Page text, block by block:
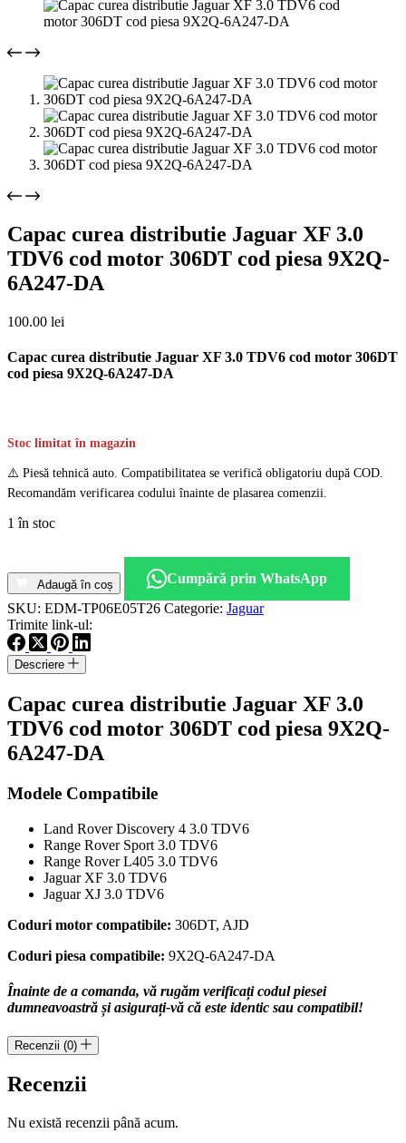
Capac curea distributie Jaguar XF 3.0
TDV6 cod motor 306DT cod piesa 9X2Q-
6A247-DA
100.00 lei
Capac curea distributie Jaguar XF 3.0 TDV6 cod motor 306DT
cod piesa 9X2Q-6A247-DA
Stoc limitat în magazin
⚠️ Piesă tehnică auto. Compatibilitatea se verifică obligatoriu după COD.
Recomandăm verificarea codului înainte de plasarea comenzii.
1 în stoc
Capac
distributie
Jaguar
XF
3.0
TDV6
motor
306DT
cod
piesa
9X2Q-
DA
Adaugă în coș
Cumpără prin WhatsApp
SKU: EDM-TP06E05T26 Categorie: Jaguar
Trimite link-ul:
Descriere
Capac curea distributie Jaguar XF 3.0
TDV6 cod motor 306DT cod piesa 9X2Q-
6A247-DA
Modele Compatibile
Land Rover Discovery 4 3.0 TDV6
Range Rover Sport 3.0 TDV6
Range Rover L405 3.0 TDV6
Jaguar XF 3.0 TDV6
Jaguar XJ 3.0 TDV6
Coduri motor compatibile: 306DT, AJD
Coduri piesa compatibile: 9X2Q-6A247-DA
Înainte de a comanda, vă rugăm verificați codul piesei
dumneavoastră și asigurați-vă că este identic sau compatibil!
Recenzii (0)
Recenzii
Nu există recenzii până acum.